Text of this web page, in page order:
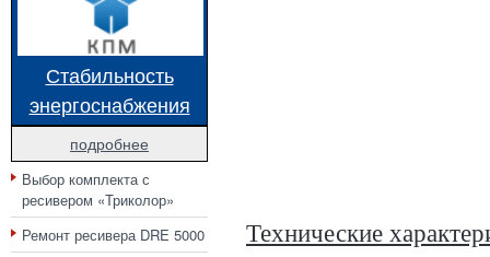
Стабильность
энергоснабжения
подробнее
Выбор комплекта с
ресивером «Триколор»
Ремонт ресивера DRE 5000
Технические